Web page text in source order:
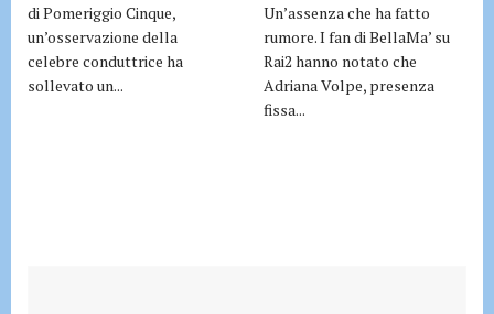
di Pomeriggio Cinque,
un’osservazione della
celebre conduttrice ha
sollevato un...
Un’assenza che ha fatto
rumore. I fan di BellaMa’ su
Rai2 hanno notato che
Adriana Volpe, presenza
fissa...